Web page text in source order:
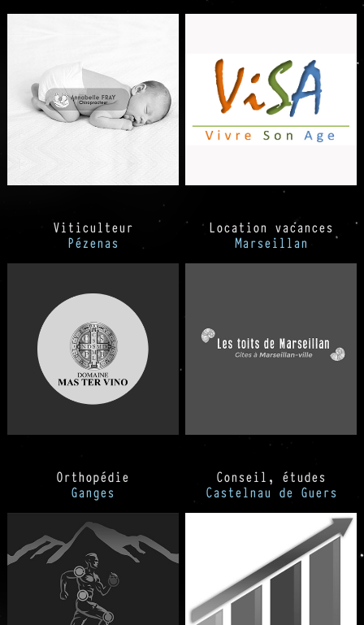
Viticulteur
Pézenas
Location vacances
Marseillan
Orthopédie
Ganges
Conseil, études
Castelnau de Guers